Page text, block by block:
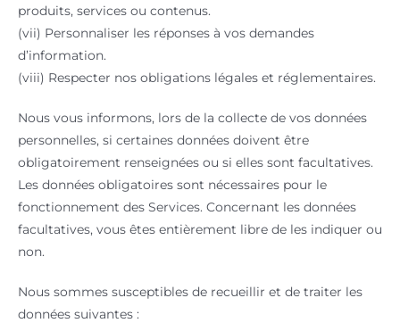
produits, services ou contenus.
(vii) Personnaliser les réponses à vos demandes
d’information.
(viii) Respecter nos obligations légales et réglementaires.
Nous vous informons, lors de la collecte de vos données
personnelles, si certaines données doivent être
obligatoirement renseignées ou si elles sont facultatives.
Les données obligatoires sont nécessaires pour le
fonctionnement des Services. Concernant les données
facultatives, vous êtes entièrement libre de les indiquer ou
non.
Nous sommes susceptibles de recueillir et de traiter les
données suivantes :